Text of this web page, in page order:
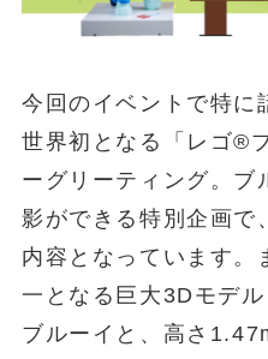
今回のイベントで特に
世界初となる「レゴ®
ーグリーティング。ブ
影ができる特別企画で
内容となっています。
一となる巨大3Dモデ
ブルーイと、高さ